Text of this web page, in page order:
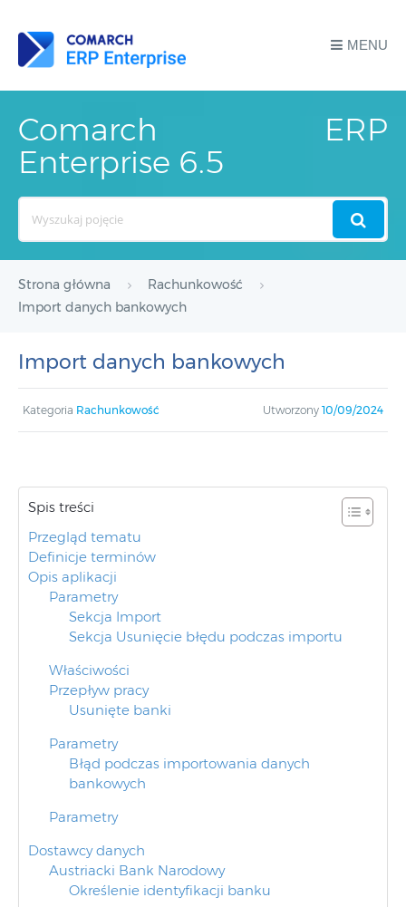
MENU
Comarch ERP
Enterprise 6.5
For
Strona główna
Rachunkowość
Import danych bankowych
Import danych bankowych
Kategoria Rachunkowość Utworzony 10/09/2024
Spis treści
Przegląd tematu
Definicje terminów
Opis aplikacji
Parametry
Sekcja Import
Sekcja Usunięcie błędu podczas importu
Właściwości
Przepływ pracy
Usunięte banki
Parametry
Błąd podczas importowania danych
bankowych
Parametry
Dostawcy danych
Austriacki Bank Narodowy
Określenie identyfikacji banku